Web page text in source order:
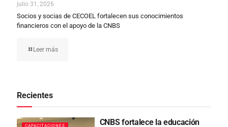
julio 31, 2026
Socios y socias de CECOEL fortalecen sus conocimientos
financieros con el apoyo de la CNBS
Leer más
Recientes
CAPACITACIONES
CNBS fortalece la educación